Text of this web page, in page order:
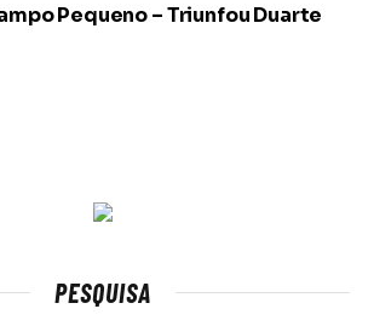
Pequeno – Triunfou Duarte
PESQUISA